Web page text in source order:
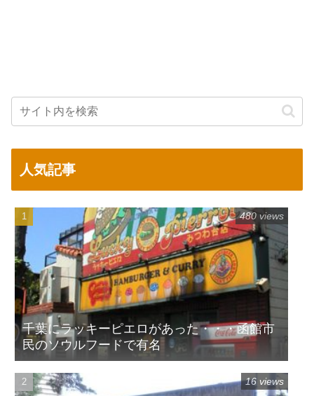
人気記事
千葉にラッキーピエロがあった・・・函館市
民のソウルフードで有名
480 views
16 views